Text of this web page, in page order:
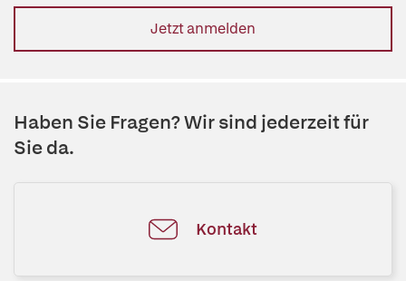
Jetzt anmelden
Haben Sie Fragen? Wir sind jederzeit für
Sie da.
Kontakt